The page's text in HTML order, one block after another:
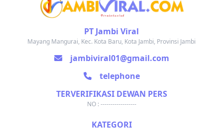
PT Jambi Viral
Mayang Mangurai, Kec. Kota Baru, Kota Jambi, Provinsi Jambi
jambiviral01@gmail.com
telephone
TERVERIFIKASI DEWAN PERS
NO : ------------------
KATEGORI